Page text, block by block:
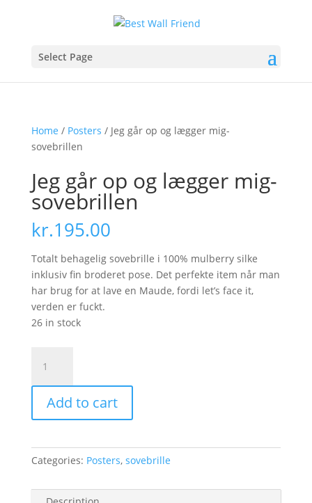
Select Page
Home / Posters / Jeg går op og lægger mig-
sovebrillen
Jeg går op og lægger mig-
sovebrillen
kr.195.00
Totalt behagelig sovebrille i 100% mulberry silke
inklusiv fin broderet pose. Det perfekte item når man
har brug for at lave en Maude, fordi let’s face it,
verden er fuckt.
26 in stock
går
op
lægger
sovebrillen
quantity
Add to cart
Categories: Posters, sovebrille